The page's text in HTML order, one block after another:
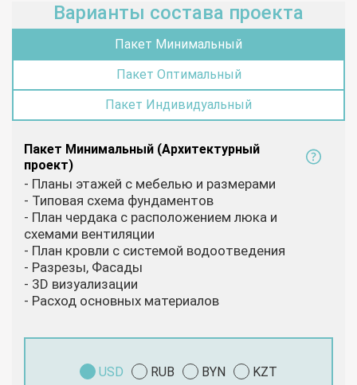
Варианты состава проекта
Пакет Минимальный
Пакет Оптимальный
Пакет Индивидуальный
Пакет Минимальный (Архитектурный
проект)
- Планы этажей с мебелью и размерами
- Типовая схема фундаментов
- План чердака с расположением люка и
схемами вентиляции
- План кровли с системой водоотведения
- Разрезы, Фасады
- 3D визуализации
- Расход основных материалов
USD RUB BYN KZT